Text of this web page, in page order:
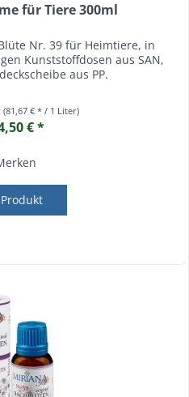
für Tiere 300ml
Nr. 39 für Heimtiere, in
Kunststoffdosen aus SAN,
aus PP.
(81,67 € * / 1 Liter)
€ *